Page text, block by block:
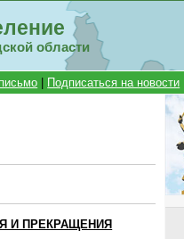
области
Подписаться на новости
И ПРЕКРАЩЕНИЯ